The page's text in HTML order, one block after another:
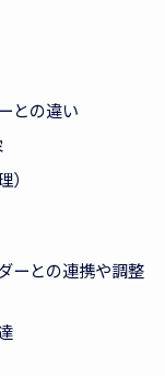
との違い
ーとの連携や調整